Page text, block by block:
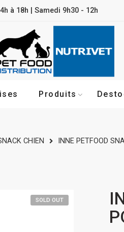
à 18h | Samedi 9h30 - 12h
Produits
CHIEN INNE PETFOOD
SOLD OUT